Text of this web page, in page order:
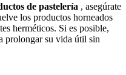
de pastelería , asegúrate
los productos horneados
herméticos. Si es posible,
prolongar su vida útil sin